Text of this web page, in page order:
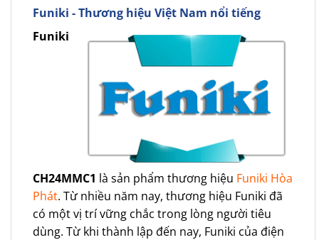
Funiki - Thương hiệu Việt Nam nổi tiếng
Funiki
CH24MMC1 là sản phẩm thương hiệu Funiki Hòa
Phát. Từ nhiều năm nay, thương hiệu Funiki đã
có một vị trí vững chắc trong lòng người tiêu
dùng. Từ khi thành lập đến nay, Funiki của điện